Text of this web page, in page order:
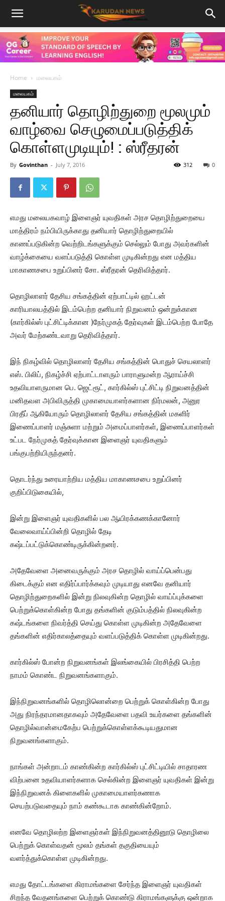
Home மலையகம்
மலையகம்
தனியார் தொழிற்துறை மூலமும்
வாழ்வை செழுமைப்படுத்திக்
கொள்ளமுடியும்! : ஸ்ரீதரன்
By Govinthan - July 7, 2016 0
312
எமது மலையகவாழ் இளைஞர் யுவதிகள் அரச தொழிற்துறையை
மாத்திரம் நம்பியிருக்காது தனியார் தொழிற்துறையில்
காணப்படுகின்ற வெற்றிடங்களுக்கும் செல்லும் போது அவர்களின்
வாழ்க்கையை வளப்படுத்தி கொள்ள முடிகின்றது என மத்திய
மாகாணசபை உறுப்பினர் சோ. ஸ்ரீதரன் தெரிவித்தார்.
தொழிலாளர் தேசிய சங்கத்தின் ஏற்பாட்டில் ஹட்டன்
காரியாலயத்தில் இடம்பெற்ற தனியார் நிறுவனம் ஒன்றுக்கான
(கார்கில்ஸ் புட்சிட்டிக்கான )நேர்முகத் தேர்வுகள் இடம்பெற்ற போதே
அவர் மேற்கண்டவாறு தெரிவித்தார்.
இந் நிகழ்வில் தொழிலாளர் தேசிய சங்கத்தின் பொதுச் செயலாளர்
எஸ். பிலிப், நிகழ்ச்சி ஏற்பாட்டாளரும் பாராளுமன்ற ஆராய்ச்சி
உதவியாளருமான பெ. ஜெட்ரூட், கார்கில்ஸ் புட்சிட்டி நிறுவனத்தின்
மனிதவள அபிவிருத்தி முகாமையாளர்களான நிர்மலன், அனுர
பிரதீப் ஆகியோரும் தொழிலாளர் தேசிய சங்கத்தின் மகளிர்
இணைப்பாளர் மஞ்சுளா மற்றும் அமைப்பாளர்கள், இணைப்பாளர்கள்
உட்பட நேர்முகத் தேர்வுக்கான இளைஞர் யுவதிகளும்
பங்குபற்றியிருந்தனர்.
தொடர்ந்து உரையாற்றிய மத்திய மாகாணசபை உறுப்பினர்
குறிப்பிடுகையில்,
இன்று இளைஞர் யுவதிகளில் பல ஆயிரக்கணக்கானோர்
வேலைவாய்ப்பின்றி தொழில் தேடி
கஷ்டப்பட்டுக்கொண்டிருக்கின்றனர்.
அதேவேளை அனைவருக்கும் அரச தொழில் வாய்ப்பென்பது
கிடைக்கும் என எதிர்ப்பார்க்கவும் முடியாது எனவே தனியார்
தொழிற்துறைகளில் இன்று நிலவுகின்ற தொழில் வாய்ப்புக்களை
பெற்றுக்கொள்கின்ற போது தங்களின் குடும்பத்தில் நிலவுகின்ற
கஷ்டங்களை நிவர்த்தி செய்து கொள்ள முடிகின்ற அதேவேளை
தங்களின் எதிர்காலத்தையும் வளப்படுத்திக் கொள்ள முடிகின்றது.
கார்கில்ஸ் போன்ற நிறுவனங்கள் இலங்கையில் பிரசித்தி பெற்ற
நாமம் கொண்ட நிறுவனங்களாகும்.
இந்நிறுவனங்களில் தொழிலொன்றை பெற்றுக் கொள்கின்ற போது
அது நிரந்தரமானதாகவும் அதேவேளை பதவி உயர்களை தங்களின்
தொழில்வான்மைகேற்ப பெற்றுக்கொள்ளக்கூடியதுமான
நிறுவனங்களாகும்.
நாங்கள் அன்றாடம் காண்கின்ற கார்கில்ஸ் புட்சிட்டியில் சாதாரண
விற்பனை உதவியாளர்களாக செல்கின்ற இளைஞர் யுவதிகள் இன்று
இந்நிறுவனக் கிளைகளில் முகாமையாளர்கணாக
செயற்படுவதையும் நாம் கண்கூடாக காண்கின்றோம்.
எனவே தொழிலற்ற இளைஞர்கள் இந்நிறுவனத்தினூடு தொழிலை
பெற்றுக் கொள்வதன் மூலம் தங்கள் தகுதியையும்
வளர்த்துக்கொள்ள முடிகின்றது.
எமது தோட்டங்களை கிராமங்களை சேர்ந்த இளைஞர் யுவதிகள்
சிறந்த வேதனங்களை பெற்றுக் கொண்டு கிராமங்களுக்கு ஒன்றாக